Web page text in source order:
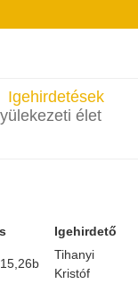
Igehirdetések
élet
Igehirdető
Tihanyi
Kristóf